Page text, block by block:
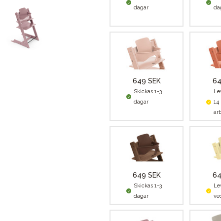
dagar
649 SEK
Skickas 1-3
dagar
14
649 SEK
Skickas 1-3
dagar